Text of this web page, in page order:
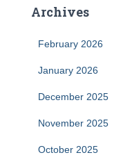
Archives
February 2026
January 2026
December 2025
November 2025
October 2025